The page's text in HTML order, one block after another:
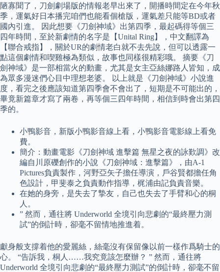
陋寡聞了，刀劍劇場版的情報老早出來了，開播時間定在今年秋
季，運氣好日本播完咱們也能看個槍版，運氣差只能等BD或者
國內引進。 因此想要《刀劍神域》出第四季，最起碼得等個三
四年時間，至於新劇情的名字是【Unital Ring】，中文翻譯為
【聯合戒指】，關於UR的劇情老白就不去先說，但可以透露一
點這個劇情和喫雞極為類似，故事也同樣很精彩哦。 摘要《刀
劍神域》是一部相當火的動畫，尤其是女主亞絲娜路人皆知，成
為眾多漫迷們心目中理想老婆。 以上就是《刀劍神域》小說進
度，看完之後應該知道第四季會不會出了，短期是不可能出的，
畢竟新篇章才寫了兩卷，再等個三四年時間，相信到時會出第四
季的。
小鴨影音，新版小鴨影音線上看，小鴨影音電影線上看免
費。
簡介：動畫電影《刀劍神域 進擊篇 無星之夜的詠歎調》改
編自川原礫創作的小說《刀劍神域：進擊篇》，由A-1
Pictures負責製作，河野亞矢子擔任導演，戶谷賢都擔任角
色設計，甲斐泰之負責動作指導，梶浦由記負責音樂。
在她的身旁，是失去了摯友，自己也失去了手臂和心的桐
人。
” 然而，通往將 Underworld 全境引向悲劇的“最終壓力測
試”的倒計時，卻毫不留情地推進着。
獻身般支撐着他的愛麗絲，絲毫沒有保留像以前一樣作爲騎士的
心。 “告訴我，桐人……我究竟該怎麼辦？ ” 然而，通往將
Underworld 全境引向悲劇的“最終壓力測試”的倒計時，卻毫不留